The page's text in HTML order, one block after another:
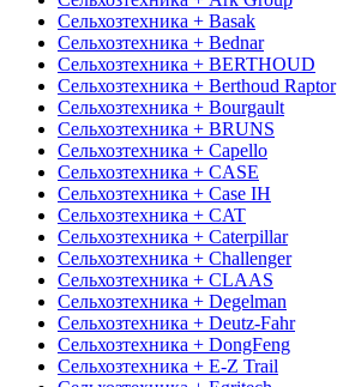
Сельхозтехника + Basak
Сельхозтехника + Bednar
Сельхозтехника + BERTHOUD
Сельхозтехника + Berthoud Raptor
Сельхозтехника + Bourgault
Сельхозтехника + BRUNS
Сельхозтехника + Capello
Сельхозтехника + CASE
Сельхозтехника + Case IH
Сельхозтехника + CAT
Сельхозтехника + Caterpillar
Сельхозтехника + Challenger
Сельхозтехника + CLAAS
Сельхозтехника + Degelman
Сельхозтехника + Deutz-Fahr
Сельхозтехника + DongFeng
Сельхозтехника + E-Z Trail